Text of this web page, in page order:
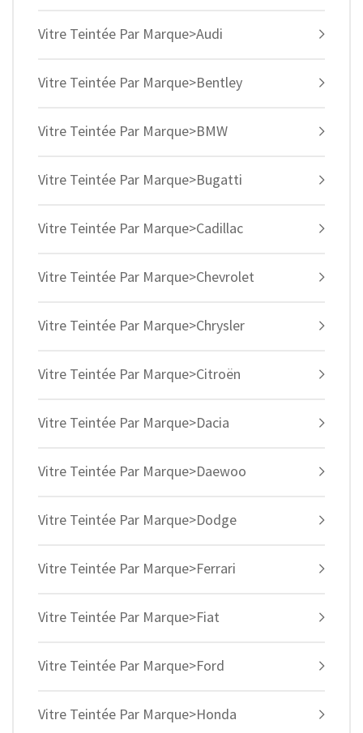
Vitre Teintée Par Marque>Audi
Vitre Teintée Par Marque>Bentley
Vitre Teintée Par Marque>BMW
Vitre Teintée Par Marque>Bugatti
Vitre Teintée Par Marque>Cadillac
Vitre Teintée Par Marque>Chevrolet
Vitre Teintée Par Marque>Chrysler
Vitre Teintée Par Marque>Citroën
Vitre Teintée Par Marque>Dacia
Vitre Teintée Par Marque>Daewoo
Vitre Teintée Par Marque>Dodge
Vitre Teintée Par Marque>Ferrari
Vitre Teintée Par Marque>Fiat
Vitre Teintée Par Marque>Ford
Vitre Teintée Par Marque>Honda